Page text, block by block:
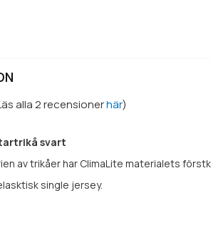
alla2recensionerhär)
svart
av trikåer har ClimaLite materialets
single jersey.